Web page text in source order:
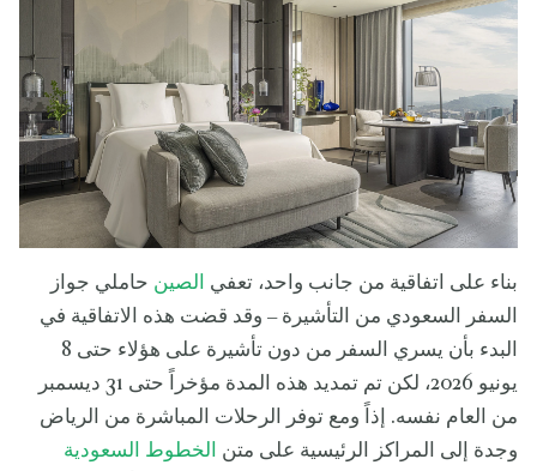
بناء على اتفاقية من جانب واحد، تعفي الصين حاملي جواز
السفر السعودي من التأشيرة – وقد قضت هذه الاتفاقية في
البدء بأن يسري السفر من دون تأشيرة على هؤلاء حتى 8
يونيو 2026، لكن تم تمديد هذه المدة مؤخراً حتى 31 ديسمبر
من العام نفسه. إذاً ومع توفر الرحلات المباشرة من الرياض
وجدة إلى المراكز الرئيسية على متن الخطوط السعودية